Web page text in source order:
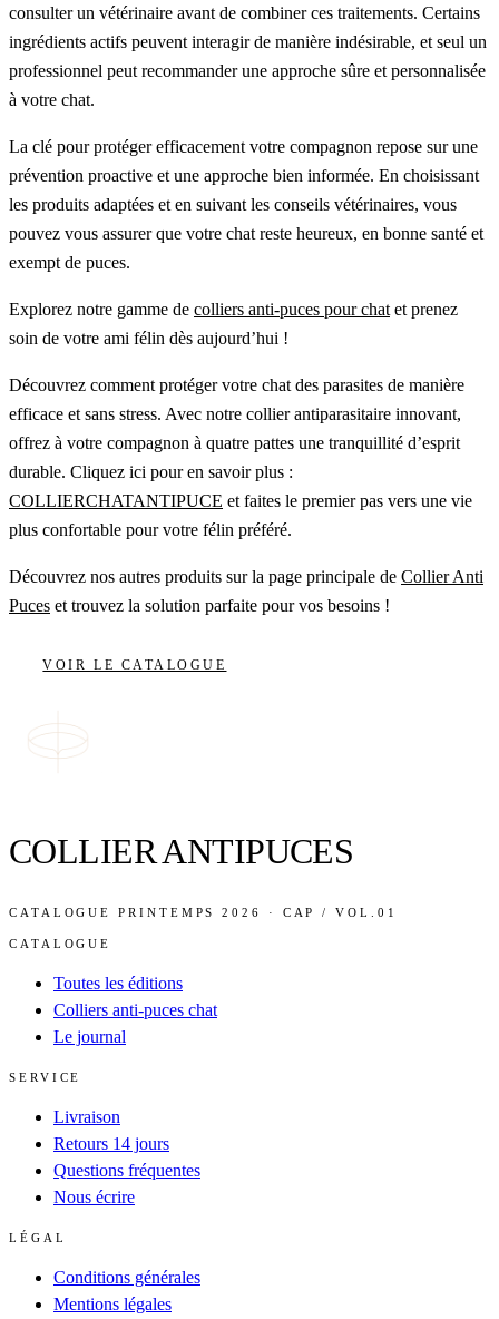
consulter un vétérinaire avant de combiner ces traitements. Certains
ingrédients actifs peuvent interagir de manière indésirable, et seul un
professionnel peut recommander une approche sûre et personnalisée
à votre chat.
La clé pour protéger efficacement votre compagnon repose sur une
prévention proactive et une approche bien informée. En choisissant
les produits adaptées et en suivant les conseils vétérinaires, vous
pouvez vous assurer que votre chat reste heureux, en bonne santé et
exempt de puces.
Explorez notre gamme de colliers anti-puces pour chat et prenez
soin de votre ami félin dès aujourd’hui !
Découvrez comment protéger votre chat des parasites de manière
efficace et sans stress. Avec notre collier antiparasitaire innovant,
offrez à votre compagnon à quatre pattes une tranquillité d’esprit
durable. Cliquez ici pour en savoir plus :
COLLIERCHATANTIPUCE et faites le premier pas vers une vie
plus confortable pour votre félin préféré.
Découvrez nos autres produits sur la page principale de Collier Anti
Puces et trouvez la solution parfaite pour vos besoins !
VOIR LE CATALOGUE
COLLIER ANTIPUCES
CATALOGUE PRINTEMPS 2026 · CAP / VOL.01
CATALOGUE
Toutes les éditions
Colliers anti-puces chat
Le journal
SERVICE
Livraison
Retours 14 jours
Questions fréquentes
Nous écrire
LÉGAL
Conditions générales
Mentions légales